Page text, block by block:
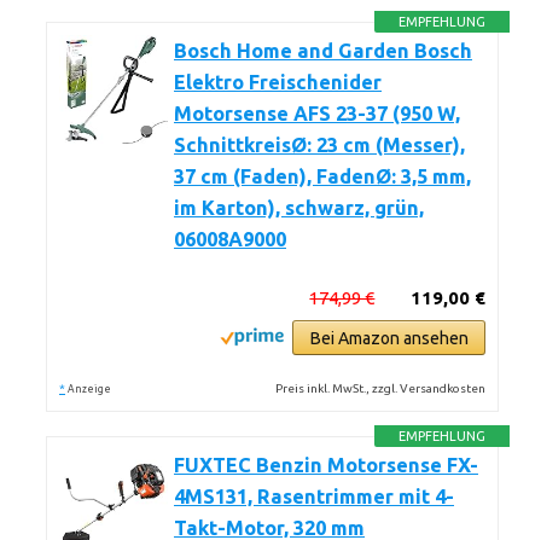
EMPFEHLUNG
Bosch Home and Garden Bosch
Elektro Freischenider
Motorsense AFS 23-37 (950 W,
SchnittkreisØ: 23 cm (Messer),
37 cm (Faden), FadenØ: 3,5 mm,
im Karton), schwarz, grün,
06008A9000
119,00 €
174,99 €
Bei Amazon ansehen
* Anzeige Preis inkl. MwSt., zzgl. Versandkosten
EMPFEHLUNG
FUXTEC Benzin Motorsense FX-
4MS131, Rasentrimmer mit 4-
Takt-Motor, 320 mm